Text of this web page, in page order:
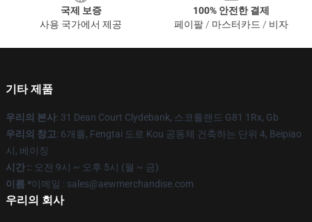
국제 보증
사용 국가에서 제공
100% 안전한 결제
페이팔 / 마스터카드 / 비자
기타 제품
우리의 본사: 31 Dean Court Clydebank, 스코틀랜드 G81 1Rx, Gb
우리의 창고: 6개를, Fengtai 도로 Kou 공동체 건축하는 단위 4, Beipiao
시, 베이징
시간 :: 오전 9시 ~ 오후 5시 (월 ~ 금)
이름 *이메일 : sales@aewmerchandise.com
우리의 회사